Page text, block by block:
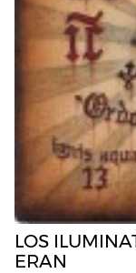
LOS
ERAN